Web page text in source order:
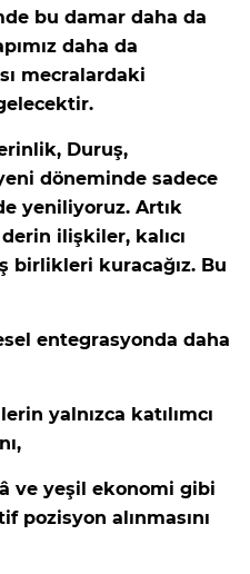
bu damar daha da
daha da
mecralardaki
Duruş,
yeni döneminde sadece
yeniliyoruz. Artık
ilişkiler, kalıcı
birlikleri kuracağız. Bu
entegrasyonda daha
yalnızca katılımcı
ve yeşil ekonomi gibi
pozisyon alınmasını